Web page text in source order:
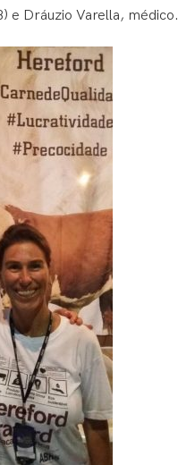
e Dráuzio Varella, médico.